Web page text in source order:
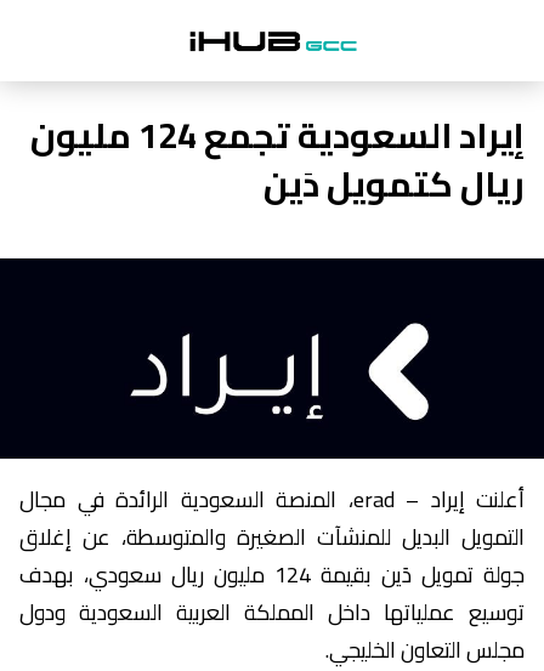
إيراد السعودية تجمع 124 مليون
ريال كتمويل دَين
أعلنت إيراد – erad، المنصة السعودية الرائدة في مجال
التمويل البديل للمنشآت الصغيرة والمتوسطة، عن إغلاق
جولة تمويل دَين بقيمة 124 مليون ريال سعودي، بهدف
توسيع عملياتها داخل المملكة العربية السعودية ودول
مجلس التعاون الخليجي.